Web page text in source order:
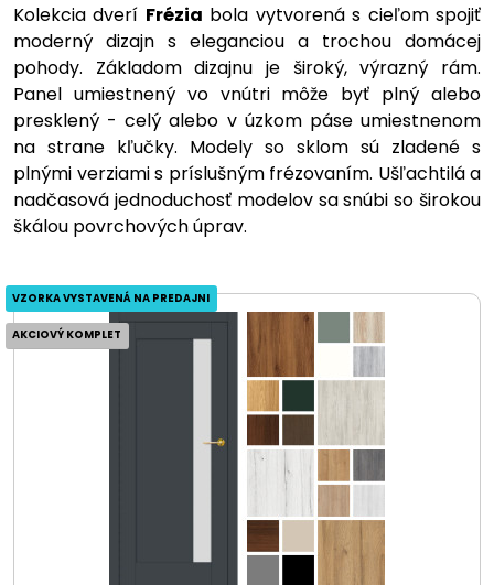
Kolekcia dverí Frézia bola vytvorená s cieľom spojiť
moderný dizajn s eleganciou a trochou domácej
pohody. Základom dizajnu je široký, výrazný rám.
Panel umiestnený vo vnútri môže byť plný alebo
presklený - celý alebo v úzkom páse umiestnenom
na strane kľučky. Modely so sklom sú zladené s
plnými verziami s príslušným frézovaním. Ušľachtilá a
nadčasová jednoduchosť modelov sa snúbi so širokou
škálou povrchových úprav.
VZORKA VYSTAVENÁ NA PREDAJNI
AKCIOVÝ KOMPLET